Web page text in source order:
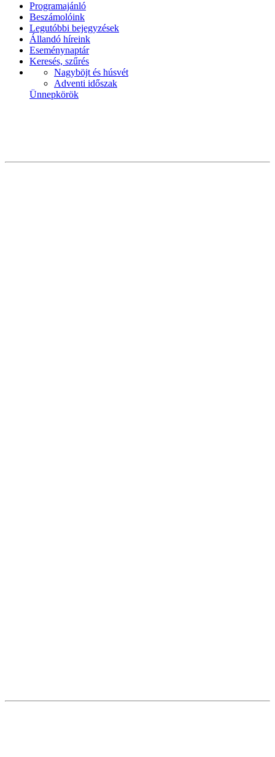
Programajánló
Beszámolóink
Legutóbbi bejegyzések
Állandó híreink
Eseménynaptár
Keresés, szűrés
Nagyböjt és húsvét
Adventi időszak
Ünnepkörök